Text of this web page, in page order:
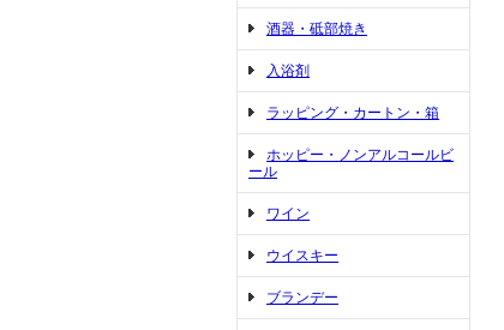
酒器・砥部焼き
入浴剤
ラッピング・カートン・箱
ホッピー・ノンアルコールビ
ール
ワイン
ウイスキー
ブランデー